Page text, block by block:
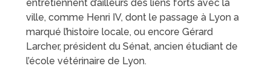
entretiennent d’ailleurs des liens forts avec la
ville, comme Henri IV, dont le passage à Lyon a
marqué l’histoire locale, ou encore Gérard
Larcher, président du Sénat, ancien étudiant de
l’école vétérinaire de Lyon.